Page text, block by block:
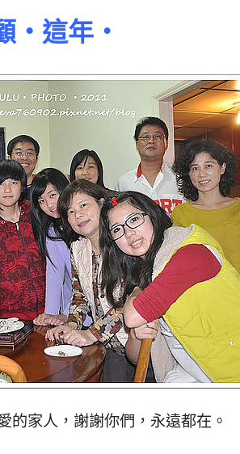
‧這年‧
的家人，謝謝你們，永遠都在。